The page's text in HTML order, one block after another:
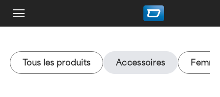
Tous les produits Accessoires